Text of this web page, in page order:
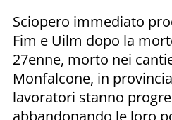
Sciopero immediato
Fim e Uilm dopo la
27enne, morto nei
Monfalcone, in
lavoratori stanno
abbandonando le loro